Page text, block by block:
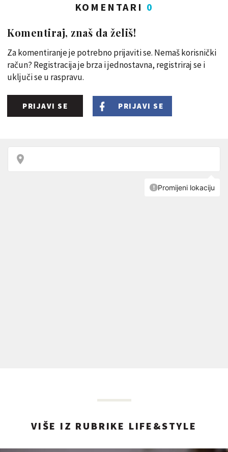
KOMENTARI 0
Komentiraj, znaš da želiš!
Za komentiranje je potrebno prijaviti se. Nemaš korisnički
račun? Registracija je brza i jednostavna, registriraj se i
uključi se u raspravu.
PRIJAVI SE PRIJAVI SE
VIŠE IZ RUBRIKE LIFE&STYLE